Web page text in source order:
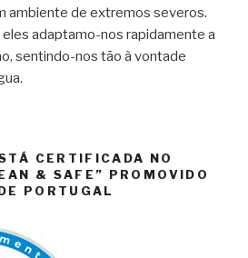
ambiente de extremos severos.
adaptamo-nos rapidamente a
sentindo-nos tão à vontade
CERTIFICADA NO
& SAFE” PROMOVIDO
PORTUGAL